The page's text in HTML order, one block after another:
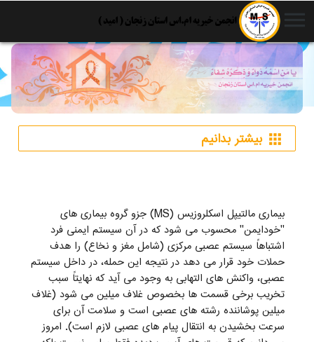
menu
apps بیشتر بدانیم
بیماری مالتیپل اسکلروزیس (MS) جزو گروه بیماری های
"خودایمن" محسوب می شود که در آن سیستم ایمنی فرد
اشتباهاً سیستم عصبی مرکزی (شامل مغز و نخاع) را هدف
حملات خود قرار می دهد در نتیجه این حمله، در داخل سیستم
عصبی، واکنش های التهابی به وجود می آید که نهایتاً سبب
تخریب برخی قسمت ها بخصوص غلاف میلین می شود (غلاف
میلین پوشاننده رشته های عصبی است و سلامت آن برای
سرعت بخشیدن به انتقال پیام های عصبی لازم است). امروز